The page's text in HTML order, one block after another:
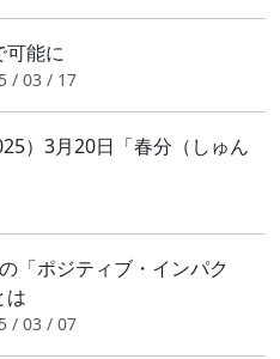
可能に
/ 03 / 17
）3月20日「春分（しゅん
「ポジティブ・インパク
は
/ 03 / 07